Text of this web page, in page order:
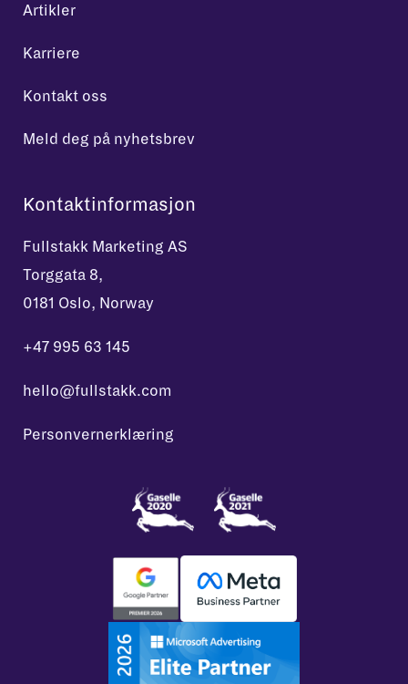
Artikler
Karriere
Kontakt oss
Meld deg på nyhetsbrev
Kontaktinformasjon
Fullstakk Marketing AS
Torggata 8,
0181 Oslo, Norway
+47 995 63 145
hello@fullstakk.com
Personvernerklæring